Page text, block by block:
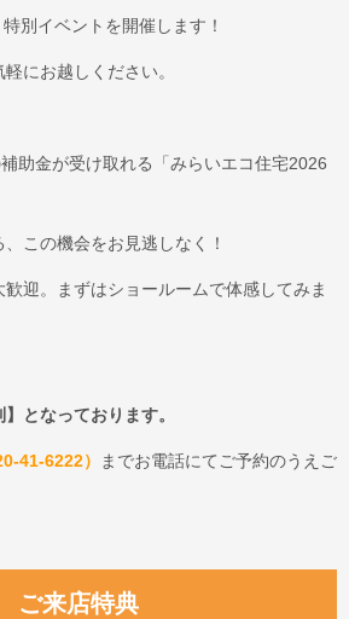
別イベントを開催します！
にお越しください。
助金が受け取れる「みらいエコ住宅2026
この機会をお見逃しなく！
迎。まずはショールームで体感してみま
となっております。
41-6222）
までお電話にてご予約のうえご
ご来店特典